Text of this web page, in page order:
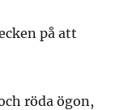
på att
röda ögon,